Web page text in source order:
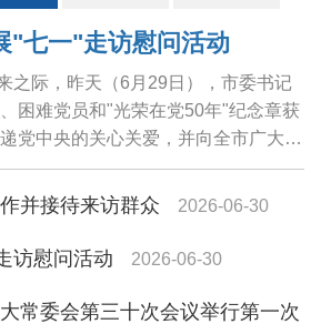
"七一"走访慰问活动
之际，昨天（6月29日），市委书记
困难党员和"光荣在党50年"纪念章获
党中央的关心关爱，并向全市广大党
挚问候。老党员李珍英1945年参加
关心苏州各项事业...
并接待来访群众 2026-06-30
访慰问活动 2026-06-30
常委会第三十次会议举行第一次